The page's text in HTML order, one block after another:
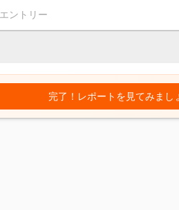
ントリー
完了！レポートを見てみまし